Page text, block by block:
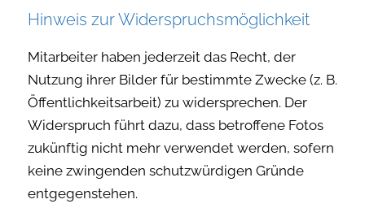
Hinweis zur Widerspruchsmöglichkeit
Mitarbeiter haben jederzeit das Recht, der
Nutzung ihrer Bilder für bestimmte Zwecke (z. B.
Öffentlichkeitsarbeit) zu widersprechen. Der
Widerspruch führt dazu, dass betroffene Fotos
zukünftig nicht mehr verwendet werden, sofern
keine zwingenden schutzwürdigen Gründe
entgegenstehen.